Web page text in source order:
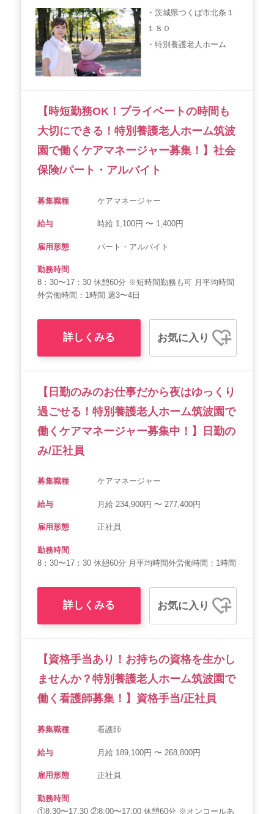
・茨城県つくば市北条１
１８０
・特別養護老人ホーム
【時短勤務OK！プライベートの時間も
大切にできる！特別養護老人ホーム筑波
園で働くケアマネージャー募集！】社会
保険/パート・アルバイト
募集職種 ケアマネージャー
給与 時給 1,100円 〜 1,400円
雇用形態 パート・アルバイト
勤務時間
8：30〜17：30 休憩60分 ※短時間勤務も可 月平均時間
外労働時間：1時間 週3〜4日
詳しくみる お気に入り
【日勤のみのお仕事だから夜はゆっくり
過ごせる！特別養護老人ホーム筑波園で
働くケアマネージャー募集中！】日勤の
み/正社員
募集職種 ケアマネージャー
給与 月給 234,900円 〜 277,400円
雇用形態 正社員
勤務時間
8：30〜17：30 休憩60分 月平均時間外労働時間：1時間
詳しくみる お気に入り
【資格手当あり！お持ちの資格を生かし
ませんか？特別養護老人ホーム筑波園で
働く看護師募集！】資格手当/正社員
募集職種 看護師
給与 月給 189,100円 〜 268,800円
雇用形態 正社員
勤務時間
①8:30〜17:30 ②8:00〜17:00 休憩60分 ※オンコールあ